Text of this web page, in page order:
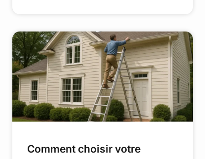
Comment choisir votre